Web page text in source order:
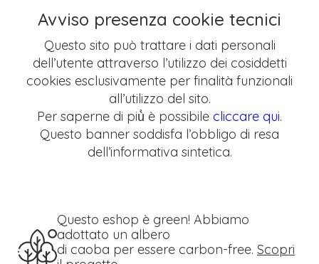
Avviso presenza cookie tecnici
Questo sito può trattare i dati personali
dell’utente attraverso l’utilizzo dei cosiddetti
cookies esclusivamente per finalità funzionali
all’utilizzo del sito.
Per saperne di più̀ è possibile cliccare qui.
Questo banner soddisfa l’obbligo di resa
dell’informativa sintetica.
Questo eshop è green! Abbiamo
adottato un albero
di caoba per essere carbon-free. Scopri